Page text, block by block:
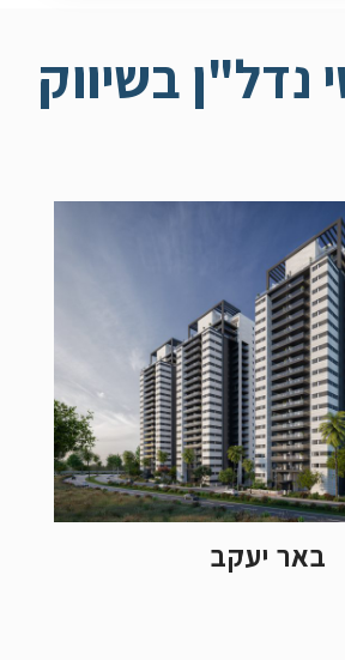
נדל"ן בשיווק
באר יעקב